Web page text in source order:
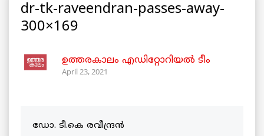
dr-tk-raveendran-passes-away-
300×169
ഉത്തരകാലം എഡിറ്റോറിയല്‍ ടീം
April 23, 2021
ഡോ. ടീ.കെ രവീന്ദ്രൻ